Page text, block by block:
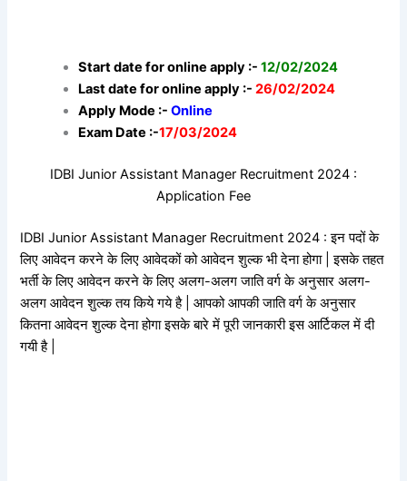
Start date for online apply :- 12/02/2024
Last date for online apply :-26/02/2024
Apply Mode :-Online
Exam Date :-17/03/2024
IDBI Junior Assistant Manager Recruitment 2024 :
Application Fee
IDBI Junior Assistant Manager Recruitment 2024 : इन पदों के
लिए आवेदन करने के लिए आवेदकों को आवेदन शुल्क भी देना होगा | इसके तहत
भर्ती के लिए आवेदन करने के लिए अलग-अलग जाति वर्ग के अनुसार अलग-
अलग आवेदन शुल्क तय किये गये है | आपको आपकी जाति वर्ग के अनुसार
कितना आवेदन शुल्क देना होगा इसके बारे में पूरी जानकारी इस आर्टिकल में दी
गयी है |